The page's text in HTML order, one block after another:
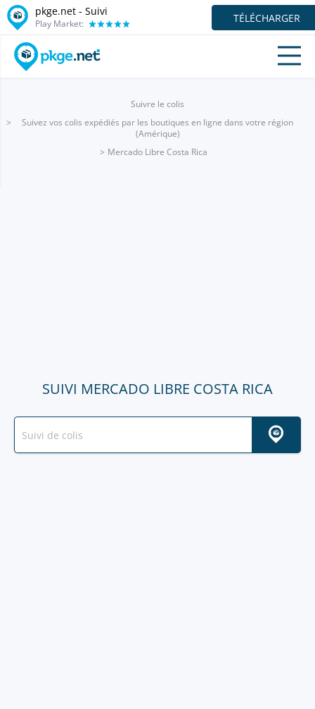
pkge.net - Suivi
Play Market: TÉLÉCHARGER
Suivre le colis
Suivez vos colis expédiés par les boutiques en ligne dans votre région
(Amérique)
Mercado Libre Costa Rica
SUIVI MERCADO LIBRE COSTA RICA